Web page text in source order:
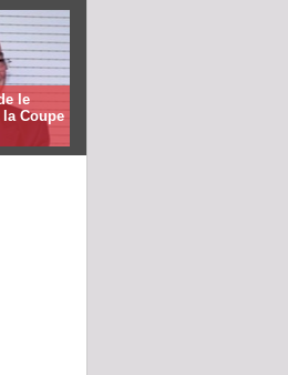
le
Coupe